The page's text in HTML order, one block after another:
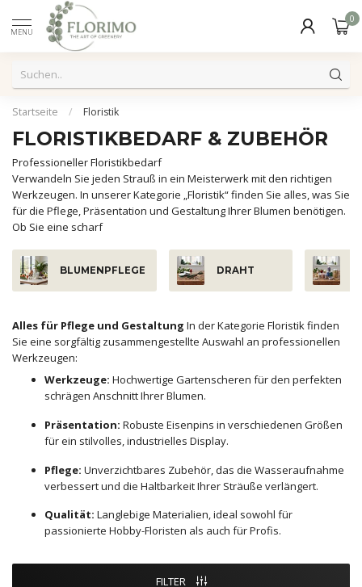
MENU
0
Startseite / Floristik
FLORISTIKBEDARF & ZUBEHÖR
Professioneller Floristikbedarf
Verwandeln Sie jeden Strauß in ein Meisterwerk mit den richtigen
Werkzeugen. In unserer Kategorie „Floristik“ finden Sie alles, was Sie
für die Pflege, Präsentation und Gestaltung Ihrer Blumen benötigen.
Ob Sie eine scharf
BLUMENPFLEGE DRAHT
Alles für Pflege und Gestaltung In der Kategorie Floristik finden
Sie eine sorgfältig zusammengestellte Auswahl an professionellen
Werkzeugen:
Werkzeuge: Hochwertige Gartenscheren für den perfekten
schrägen Anschnitt Ihrer Blumen.
Präsentation: Robuste Eisenpins in verschiedenen Größen
für ein stilvolles, industrielles Display.
Pflege: Unverzichtbares Zubehör, das die Wasseraufnahme
verbessert und die Haltbarkeit Ihrer Sträuße verlängert.
Qualität: Langlebige Materialien, ideal sowohl für
passionierte Hobby-Floristen als auch für Profis.
FILTER